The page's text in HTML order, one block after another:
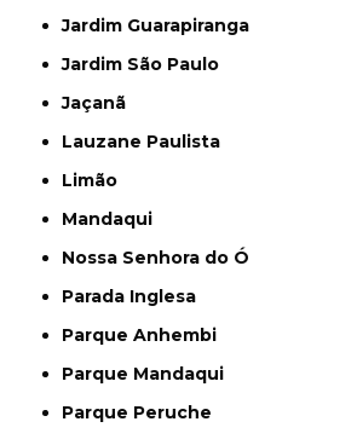
Jardim Guarapiranga
Jardim São Paulo
Jaçanã
Lauzane Paulista
Limão
Mandaqui
Nossa Senhora do Ó
Parada Inglesa
Parque Anhembi
Parque Mandaqui
Parque Peruche